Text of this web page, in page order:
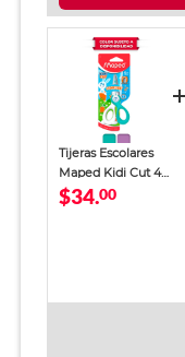
Tijeras Escolares
Maped Kidi Cut 4
pulgadas
$34.00